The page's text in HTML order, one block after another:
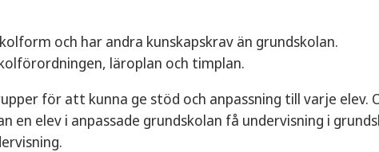
och har andra kunskapskrav än grundskolan.
läroplan och timplan.
för att kunna ge stöd och anpassning till varje elev.
elev i anpassade grundskolan få undervisning i